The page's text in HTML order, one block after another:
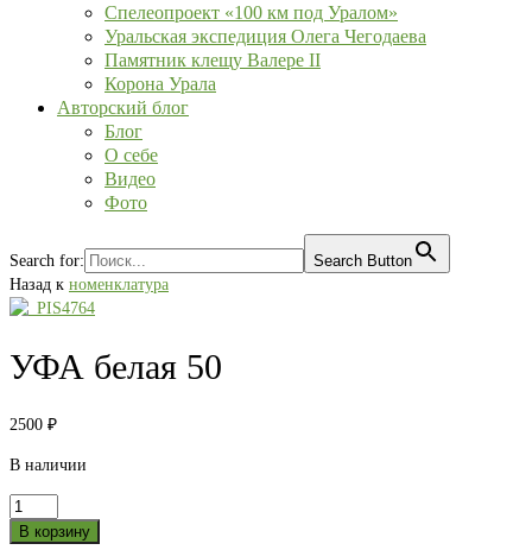
Спелеопроект «100 км под Уралом»
Уральская экспедиция Олега Чегодаева
Памятник клещу Валере II
Корона Урала
Авторский блог
Блог
О себе
Видео
Фото
Search for:
Search Button
Назад к номенклатура
УФА белая 50
2500 ₽
В наличии
Количество
товара
В корзину